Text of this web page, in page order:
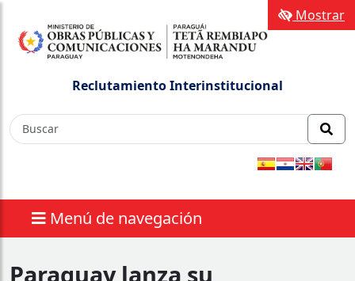
Reclutamiento Interinstitucional
Menú de navegación
Mostrar
Paraguay lanza su